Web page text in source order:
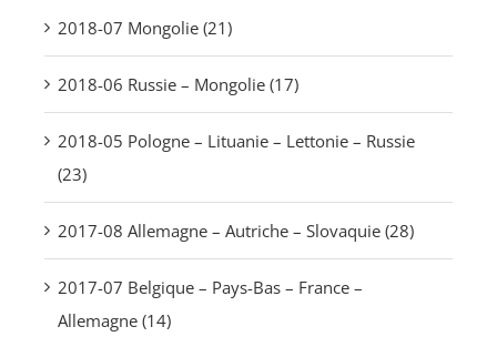
2018-07 Mongolie (21)
2018-06 Russie – Mongolie (17)
2018-05 Pologne – Lituanie – Lettonie – Russie
(23)
2017-08 Allemagne – Autriche – Slovaquie (28)
2017-07 Belgique – Pays-Bas – France –
Allemagne (14)